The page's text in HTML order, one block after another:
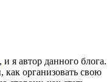
и я автор данного блога.
как организовать свою